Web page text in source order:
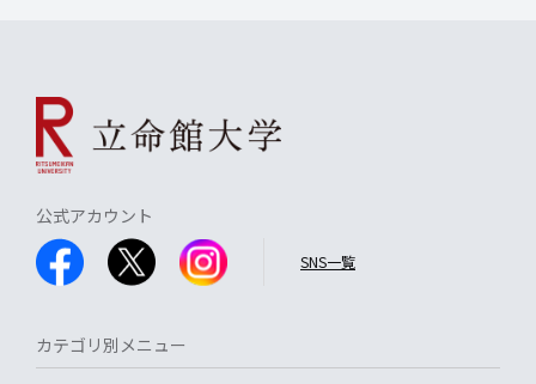
公式アカウント
SNS一覧
カテゴリ別メニュー